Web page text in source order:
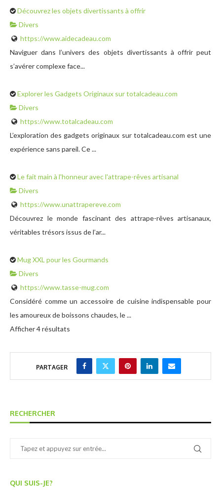
Découvrez les objets divertissants à offrir
Divers
https://www.aidecadeau.com
Naviguer dans l’univers des objets divertissants à offrir peut
s’avérer complexe face...
Explorer les Gadgets Originaux sur totalcadeau.com
Divers
https://www.totalcadeau.com
L’exploration des gadgets originaux sur totalcadeau.com est une
expérience sans pareil. Ce ...
Le fait main à l'honneur avec l'attrape-rêves artisanal
Divers
https://www.unattrapereve.com
Découvrez le monde fascinant des attrape-rêves artisanaux,
véritables trésors issus de l’ar...
Mug XXL pour les Gourmands
Divers
https://www.tasse-mug.com
Considéré comme un accessoire de cuisine indispensable pour
les amoureux de boissons chaudes, le ...
Afficher 4 résultats
PARTAGER
RECHERCHER
QUI SUIS-JE?